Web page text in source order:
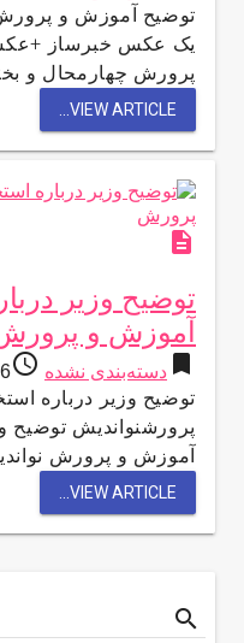
توضیح آموزش و پرورش
یک عکس خبرساز
پرورش چهارمحال و
VIEW ARTICLE...
description
توضیح وزیر
آموزش و
bookmark دسته‌بندی نشده access_time
ago
توضیح وزیر درباره
پرورشنواندیش توضیح
آموزش و پرورش
VIEW ARTICLE...
Search
search